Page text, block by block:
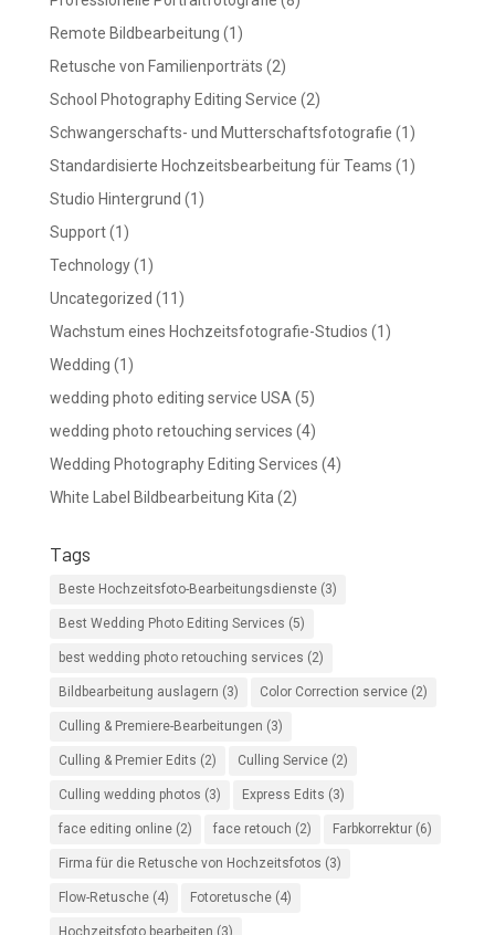
Remote Bildbearbeitung (1)
Retusche von Familienporträts (2)
School Photography Editing Service (2)
Schwangerschafts- und Mutterschaftsfotografie (1)
Standardisierte Hochzeitsbearbeitung für Teams (1)
Studio Hintergrund (1)
Support(1)
Technology(1)
Uncategorized (11)
Wachstum eines Hochzeitsfotografie-Studios (1)
Wedding (1)
wedding photo editing service USA (5)
wedding photo retouching services (4)
Wedding Photography Editing Services (4)
White Label Bildbearbeitung Kita (2)
Tags
Beste Hochzeitsfoto-Bearbeitungsdienste(3)
Best Wedding Photo Editing Services (5)
best wedding photo retouching services (2)
Bildbearbeitung auslagern (3) Color Correction service(2)
Culling & Premiere-Bearbeitungen (3)
Culling & Premier Edits (2) Culling Service(2)
Culling wedding photos (3) Express Edits (3)
face editing online(2) face retouch (2) Farbkorrektur(6)
Firma für die Retusche von Hochzeitsfotos (3)
Flow-Retusche(4) Fotoretusche(4)
Hochzeitsfoto bearbeiten (3)